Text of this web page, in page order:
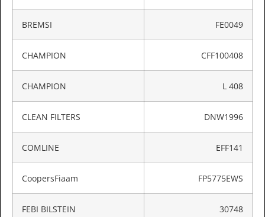
BREMSI FE0049
CHAMPION CFF100408
CHAMPION L 408
CLEAN FILTERS DNW1996
COMLINE EFF141
CoopersFiaam FP5775EWS
FEBI BILSTEIN 30748